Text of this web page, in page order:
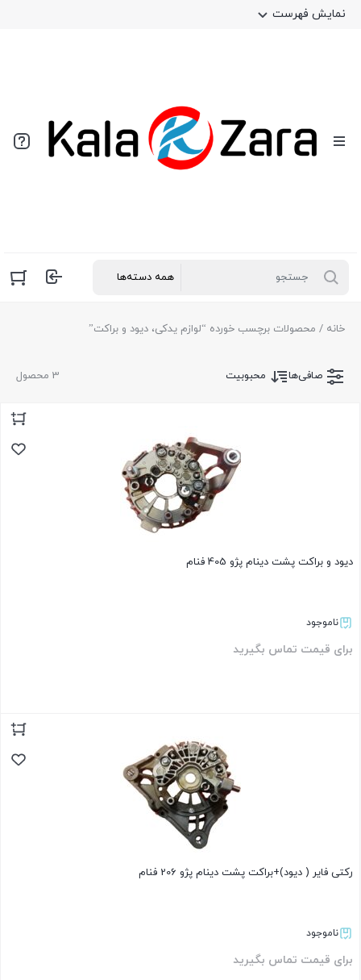
نمایش فهرست
خانه / محصولات برچسب خورده “لوازم یدکی، دیود و براکت”
3 محصول صافی‌ها محبوبیت
دیود و براکت پشت دینام پژو 405 فنام
ناموجود
برای قیمت تماس بگیرید
رکتی فایر ( دیود)+براکت پشت دینام پژو 206 فنام
ناموجود
برای قیمت تماس بگیرید